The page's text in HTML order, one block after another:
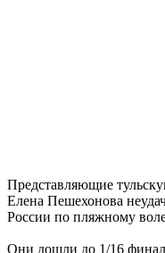
Представляющие
Елена Пешехонова
России по пляжному
Они дошли до 1/16